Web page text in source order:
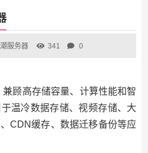
服务器 341 0
顾高存储容量、计算性能和智
温冷数据存储、视频存储、大
CDN缓存、数据迁移备份等应